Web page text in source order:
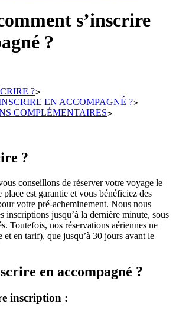
s’inscrire
?
?
EN ACCOMPAGNÉ ?
COMPLÉMENTAIRES
?
conseillons de réserver votre voyage le
est garantie et vous bénéficiez des
votre pré-acheminement. Nous nous
inscriptions jusqu’à la dernière minute, sous
Toutefois, nos réservations aériennes ne
et en tarif), que jusqu’à 30 jours avant le
en accompagné ?
inscription :